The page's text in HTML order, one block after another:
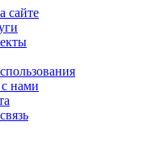
сайте
с нами